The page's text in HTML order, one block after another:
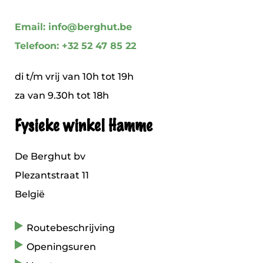
Email: info@berghut.be
Telefoon: +32 52 47 85 22
di t/m vrij van 10h tot 19h
za van 9.30h tot 18h
Fysieke winkel Hamme
De Berghut bv
Plezantstraat 11
België
Routebeschrijving
Openingsuren